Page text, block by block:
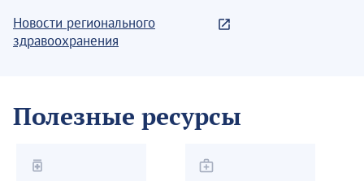
Новости регионального
здравоохранения
Полезные ресурсы
medication medical_services